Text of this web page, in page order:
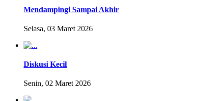
Mendampingi Sampai Akhir
Selasa, 03 Maret 2026
Diskusi Kecil
Senin, 02 Maret 2026